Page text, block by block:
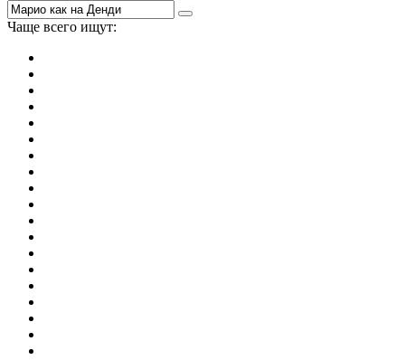
Чаще всего ищут: